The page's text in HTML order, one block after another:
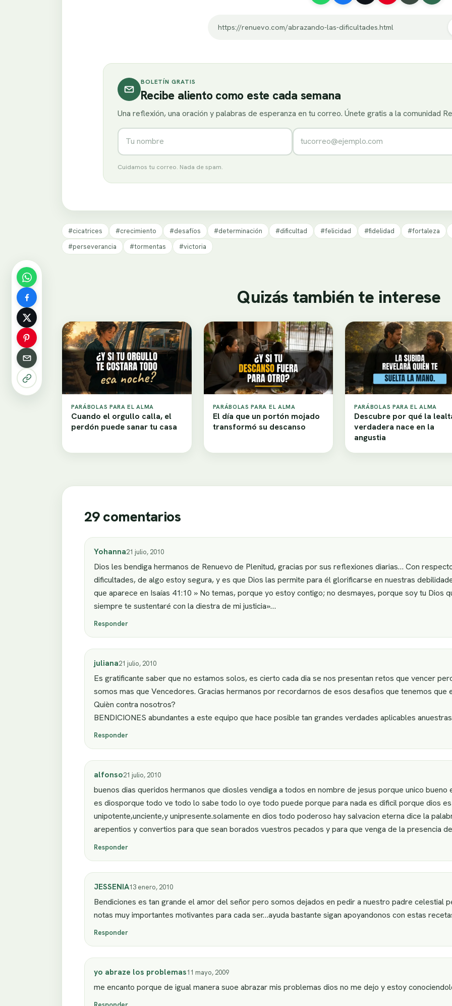
https://renuevo.com/abrazando-las-dificultades.html
BOLETÍN GRATIS
Recibe aliento como este cada semana
Una reflexión, una oración y palabras de esperanza en tu correo. Únete gratis a la comunidad
Nombre Correo electrónico
Cuidamos tu correo. Nada de spam.
#cicatrices #crecimiento #desafíos #determinación #dificultad #felicidad #fidelidad #fortaleza
#perseverancia
#tormentas #victoria
Quizás también te interese
PARÁBOLAS PARA EL ALMA
Cuando el orgullo calla, el
perdón puede sanar tu casa
PARÁBOLAS PARA EL ALMA
El día que un portón mojado
transformó su descanso
PARÁBOLAS PARA EL ALMA
Descubre por qué la
verdadera nace en la
angustia
29 comentarios
Yohanna21 julio, 2010
Dios les bendiga hermanos de Renuevo de Plenitud, gracias por sus reflexiones diarias… Con
dificultades, de algo estoy segura, y es que Dios las permite para él glorificarse en nuestras
que aparece en Isaías 41:10 » No temas, porque yo estoy contigo; no desmayes, porque soy tu Dios
siempre te sustentaré con la diestra de mi justicia»…
Responder
juliana21 julio, 2010
Es gratificante saber que no estamos solos, es cierto cada dia se nos presentan retos que vencer
somos mas que Vencedores. Gracias hermanos por recordarnos de esos desafìos que tenemos
Quièn contra nosotros?
BENDICIONES abundantes a este equipo que hace posible tan grandes verdades aplicables
Responder
alfonso21 julio, 2010
buenos dias queridos hermanos que diosles vendiga a todos en nombre de jesus porque unico bueno
es diosporque todo ve todo lo sabe todo lo oye todo puede porque para nada es dificil porque dios
unipotente,unciente,y unipresente.solamente en dios todo poderoso hay salvacion eterna dice la
arepentios y convertios para que sean borados vuestros pecados y para que venga de la presencia
Responder
JESSENIA13 enero, 2010
Bendiciones es tan grande el amor del señor pero somos dejados en pedir a nuestro padre celestial
notas muy importantes motivantes para cada ser…ayuda bastante sigan apoyandonos con estas
Responder
yo abraze los problemas11 mayo, 2009
me encanto porque de igual manera suoe abrazar mis problemas dios no me dejo y estoy